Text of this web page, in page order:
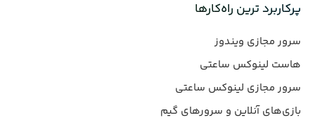
پرکاربرد ترین راه‌کارها
سرور مجازی ویندوز
هاست لینوکس ساعتی
سرور مجازی لینوکس ساعتی
بازی‌های آنلاین و سرورهای گیم